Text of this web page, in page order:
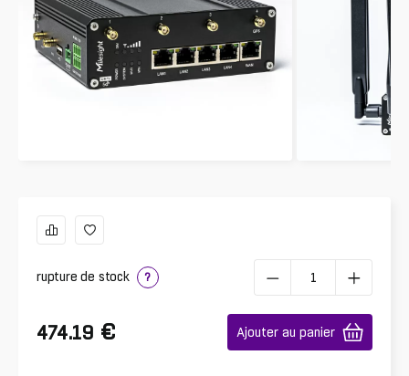
rupture de stock ?
474.19 € Ajouter au panier